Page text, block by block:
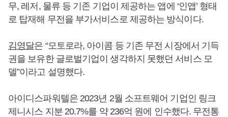
무, 레저, 물류 등 기존 기업이 제공하는 앱에 ‘인앱’ 형태
로 탑재해 무전을 부가서비스로 제공하는 방식이다.
김영달은 “모토로라, 아이콤 등 기존 무전 시장에서 기득
권을 보유한 글로벌기업이 생각하지 못했던 서비스 모
델”이라고 설명했다.
아이디스파워텔은 2023년 2월 소프트웨어 기업인 링크
제니시스 지분 20.7%를 약 236억 원에 인수했다. 무전통